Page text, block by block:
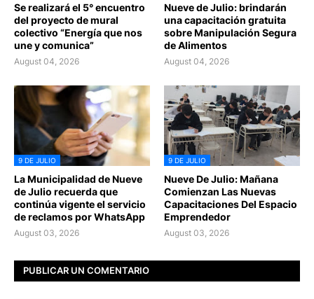
Se realizará el 5° encuentro
del proyecto de mural
colectivo “Energía que nos
une y comunica”
August 04, 2026
Nueve de Julio: brindarán
una capacitación gratuita
sobre Manipulación Segura
de Alimentos
August 04, 2026
9 DE JULIO
La Municipalidad de Nueve
de Julio recuerda que
continúa vigente el servicio
de reclamos por WhatsApp
August 03, 2026
9 DE JULIO
Nueve De Julio: Mañana
Comienzan Las Nuevas
Capacitaciones Del Espacio
Emprendedor
August 03, 2026
PUBLICAR UN COMENTARIO